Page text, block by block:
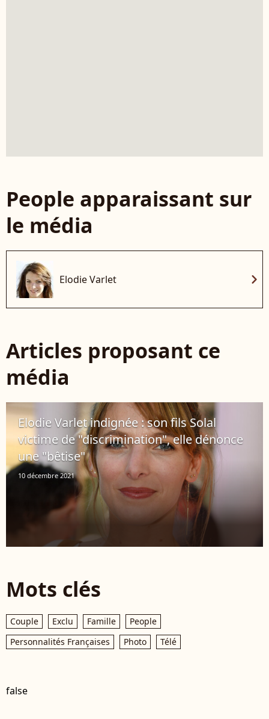
People apparaissant sur
le média
Elodie Varlet chevron_right
Articles proposant ce
média
Elodie Varlet indignée : son fils Solal
victime de "discrimination", elle dénonce
une "bêtise"
10 décembre 2021
Mots clés
Couple Exclu Famille
People
Personnalités Françaises
Photo Télé
false